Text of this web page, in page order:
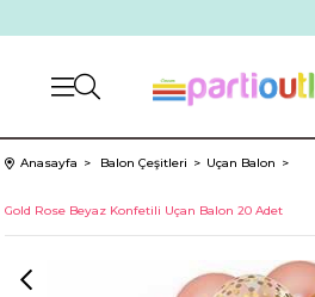
Anasayfa Balon Çeşitleri Uçan Balon
Gold Rose Beyaz Konfetili Uçan Balon 20 Adet